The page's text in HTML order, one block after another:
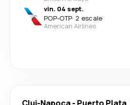
vin. 04 sept.
POP-OTP· 2 escale
American Airlines